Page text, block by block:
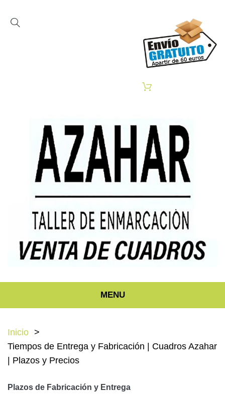
MENU
Inicio
Tiempos de Entrega y Fabricación | Cuadros Azahar
| Plazos y Precios
Plazos de Fabricación y Entrega